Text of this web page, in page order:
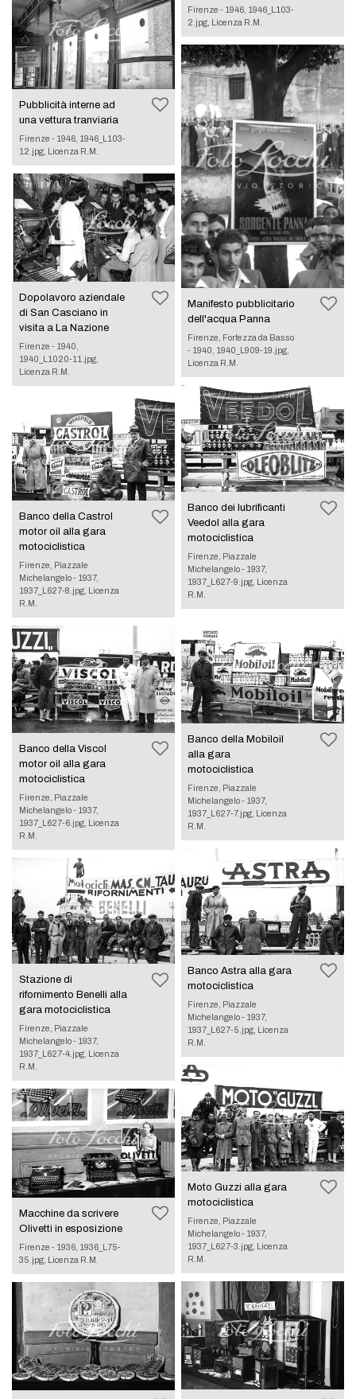
Pubblicità interne ad
una vettura tranviaria
Firenze - 1946, 1946_L103-
12.jpg, Licenza R.M.
Dopolavoro aziendale
di San Casciano in
visita a La Nazione
Firenze - 1940,
1940_L1020-11.jpg,
Licenza R.M.
Banco della Castrol
motor oil alla gara
motociclistica
Firenze, Piazzale
Michelangelo - 1937,
1937_L627-8.jpg, Licenza
R.M.
Banco della Viscol
motor oil alla gara
motociclistica
Firenze, Piazzale
Michelangelo - 1937,
1937_L627-6.jpg, Licenza
R.M.
Stazione di
rifornimento Benelli alla
gara motociclistica
Firenze, Piazzale
Michelangelo - 1937,
1937_L627-4.jpg, Licenza
R.M.
Macchine da scrivere
Olivetti in esposizione
Firenze - 1936, 1936_L75-
35.jpg, Licenza R.M.
Firenze - 1946, 1946_L103-
2.jpg, Licenza R.M.
Manifesto pubblicitario
dell'acqua Panna
Firenze, Fortezza da Basso
- 1940, 1940_L909-19.jpg,
Licenza R.M.
Banco dei lubrificanti
Veedol alla gara
motociclistica
Firenze, Piazzale
Michelangelo - 1937,
1937_L627-9.jpg, Licenza
R.M.
Banco della Mobiloil
alla gara
motociclistica
Firenze, Piazzale
Michelangelo - 1937,
1937_L627-7.jpg, Licenza
R.M.
Banco Astra alla gara
motociclistica
Firenze, Piazzale
Michelangelo - 1937,
1937_L627-5.jpg, Licenza
R.M.
Moto Guzzi alla gara
motociclistica
Firenze, Piazzale
Michelangelo - 1937,
1937_L627-3.jpg, Licenza
R.M.